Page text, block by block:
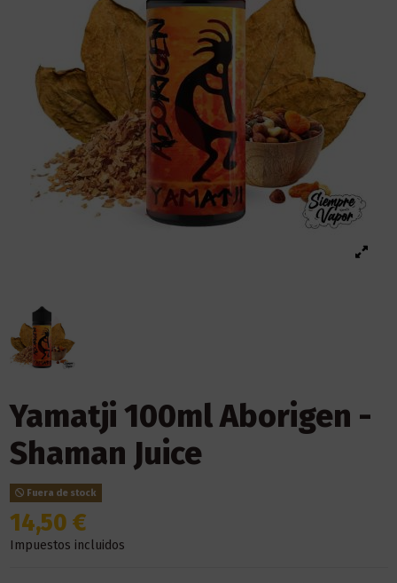
Yamatji 100ml Aborigen -
Shaman Juice
Fuera de stock
14,50 €
Impuestos incluidos